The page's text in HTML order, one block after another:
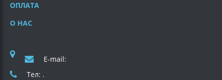
ОПЛАТА
О НАС
E-mail:
Тел: .